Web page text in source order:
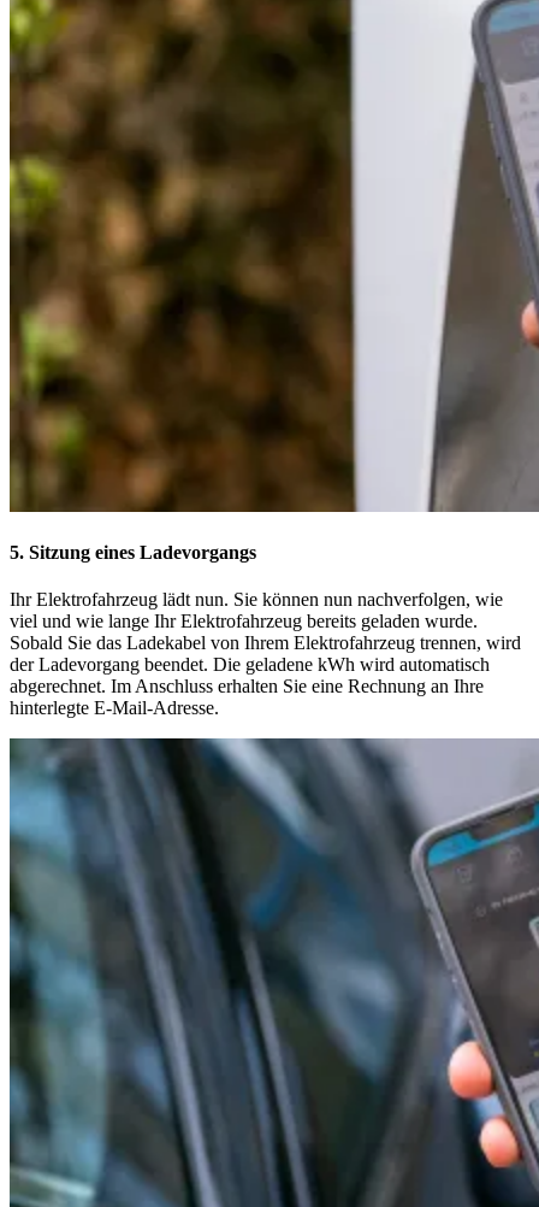
5. Sitzung eines Ladevorgangs
Ihr Elektrofahrzeug lädt nun. Sie können nun nachverfolgen, wie
viel und wie lange Ihr Elektrofahrzeug bereits geladen wurde.
Sobald Sie das Ladekabel von Ihrem Elektrofahrzeug trennen, wird
der Ladevorgang beendet. Die geladene kWh wird automatisch
abgerechnet. Im Anschluss erhalten Sie eine Rechnung an Ihre
hinterlegte E-Mail-Adresse.